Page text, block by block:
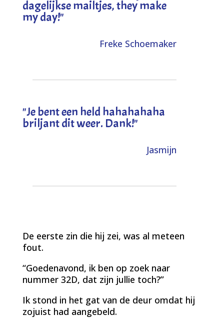
dagelijkse mailtjes, they make
my day!"
Freke Schoemaker
"Je bent een held hahahahaha
briljant dit weer. Dank!"
Jasmijn
De eerste zin die hij zei, was al meteen
fout.
“Goedenavond, ik ben op zoek naar
nummer 32D, dat zijn jullie toch?”
Ik stond in het gat van de deur omdat hij
zojuist had aangebeld.